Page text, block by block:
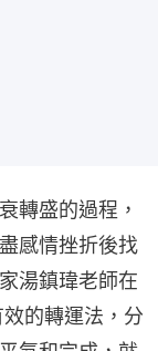
轉盛的過程，
感情挫折後找
湯鎮瑋老師在
的轉運法，分